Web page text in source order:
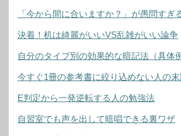
「今から間に合いますか？」が愚問すぎ
決着！机は綺麗がいいVS乱雑がいい論争
自分のタイプ別の効果的な暗記法（具体例
今すぐ1冊の参考書に絞り込めない人の末
E判定から一発逆転する人の勉強法
自習室でも声を出して暗唱できる裏ワザ